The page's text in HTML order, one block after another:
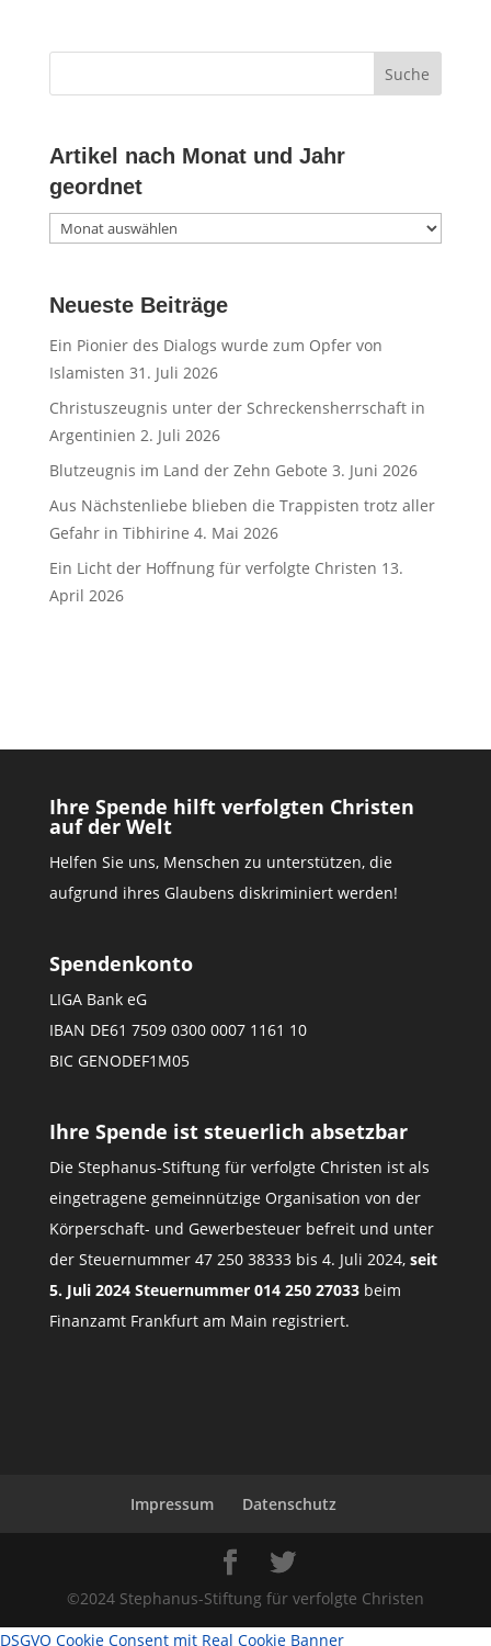
Artikel nach Monat und Jahr
geordnet
Artikel
und
Jahr
geordnet
Neueste Beiträge
Ein Pionier des Dialogs wurde zum Opfer von
Islamisten 31. Juli 2026
Christuszeugnis unter der Schreckensherrschaft in
Argentinien 2. Juli 2026
Blutzeugnis im Land der Zehn Gebote 3. Juni 2026
Aus Nächstenliebe blieben die Trappisten trotz aller
Gefahr in Tibhirine 4. Mai 2026
Ein Licht der Hoffnung für verfolgte Christen 13.
April 2026
Ihre Spende hilft verfolgten Christen
auf der Welt
Helfen Sie uns, Menschen zu unterstützen, die
aufgrund ihres Glaubens diskriminiert werden!
Spendenkonto
LIGA Bank eG
IBAN DE61 7509 0300 0007 1161 10
BIC GENODEF1M05
Ihre Spende ist steuerlich absetzbar
Die Stephanus-Stiftung für verfolgte Christen ist als
eingetragene gemeinnützige Organisation von der
Körperschaft- und Gewerbesteuer befreit und unter
der Steuernummer 47 250 38333 bis 4. Juli 2024,seit
5. Juli 2024 Steuernummer 014 250 27033 beim
Finanzamt Frankfurt am Main registriert.
Impressum Datenschutz
©2024 Stephanus-Stiftung für verfolgte Christen
DSGVO Cookie Consent mit Real Cookie Banner